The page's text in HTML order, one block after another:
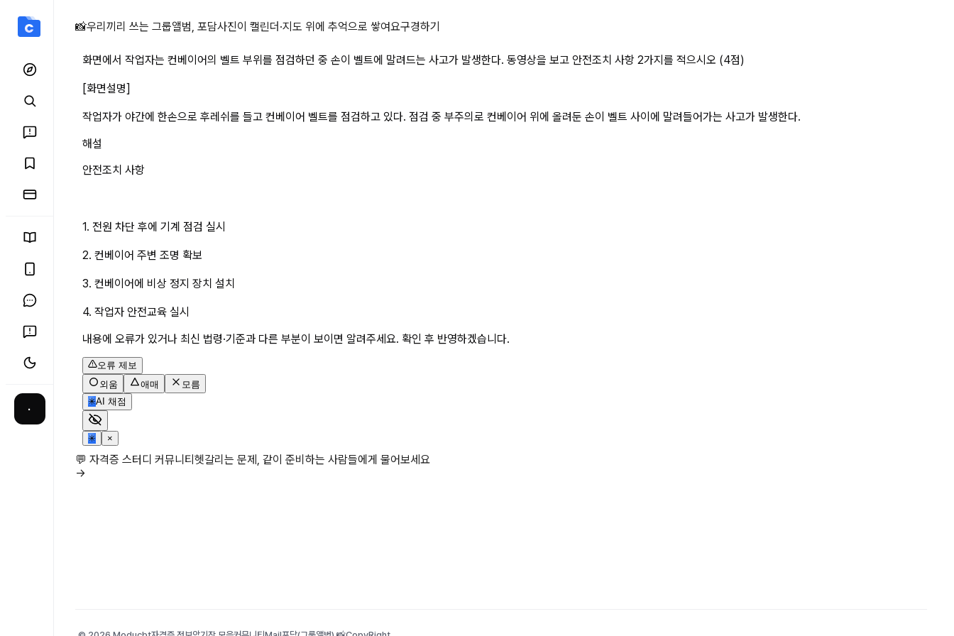
·
화면에서 작업자는 컨베이어의 벨트 부위를 점검하던 중 손이 벨트에 말려드는 사고가 발 상세 페이지
📸우리끼리 쓰는 그룹앨범, 포담사진이 캘린더·지도 위에 추억으로 쌓여요구경하기
화면에서 작업자는 컨베이어의 벨트 부위를 점검하던 중 손이 벨트에 말려드는 사고가 발생한다. 동영상을 보고 안전조치 사항 2가지를 적으시오 (4점)
[화면설명]
작업자가 야간에 한손으로 후레쉬를 들고 컨베이어 벨트를 점검하고 있다. 점검 중 부주의로 컨베이어 위에 올려둔 손이 벨트 사이에 말려들어가는 사고가 발생한다.
해설
안전조치 사항
1. 전원 차단 후에 기계 점검 실시
2. 컨베이어 주변 조명 확보
3. 컨베이어에 비상 정지 장치 설치
4. 작업자 안전교육 실시
내용에 오류가 있거나 최신 법령·기준과 다른 부분이 보이면 알려주세요. 확인 후 반영하겠습니다.
오류 제보
외움
애매
모름
✳AI 채점
✳ ×
💬 자격증 스터디 커뮤니티헷갈리는 문제, 같이 준비하는 사람들에게 물어보세요
→